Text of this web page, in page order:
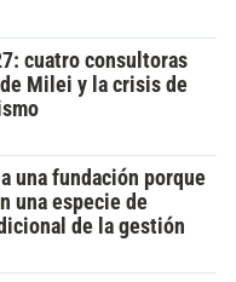
cuatro consultoras
Milei y la crisis de
una fundación porque
una especie de
de la gestión